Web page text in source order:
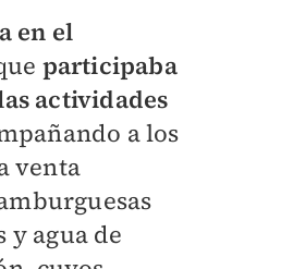
en el
participaba
actividades
a los
venta
y agua de